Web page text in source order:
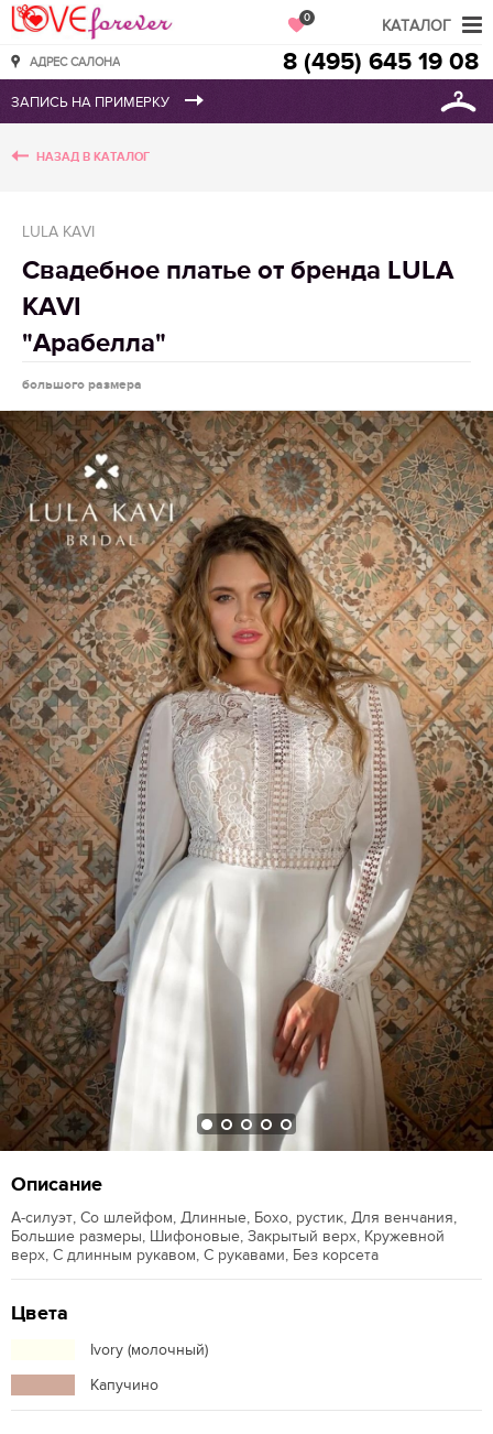
Love Forever
АДРЕС САЛОНА
0
8 (495) 645 19 08
НАЗАД В КАТАЛОГ
LULA KAVI
Свадебное платье от бренда LULA
KAVI
"Арабелла"
большого размера
Описание
А-силуэт, Со шлейфом, Длинные, Бохо, рустик, Для венчания,
Большие размеры, Шифоновые, Закрытый верх, Кружевной
верх, С длинным рукавом, С рукавами, Без корсета
Цвета
Ivory (молочный)
Капучино
КАТАЛОГ